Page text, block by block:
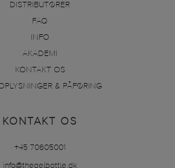
DISTRIBUTØRER
FAQ
INFO
AKADEMI
KONTAKT OS
& PÅFØRING
KONTAKT OS
+45 70605001
info@thegelbottle.dk